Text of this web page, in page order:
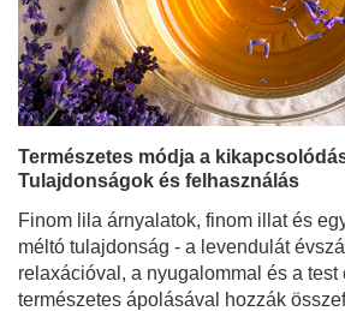
Természetes módja a
Tulajdonságok és felhasználás
Finom lila árnyalatok, finom illat és
méltó tulajdonság - a levendulát
relaxációval, a nyugalommal és a test
természetes ápolásával hozzák